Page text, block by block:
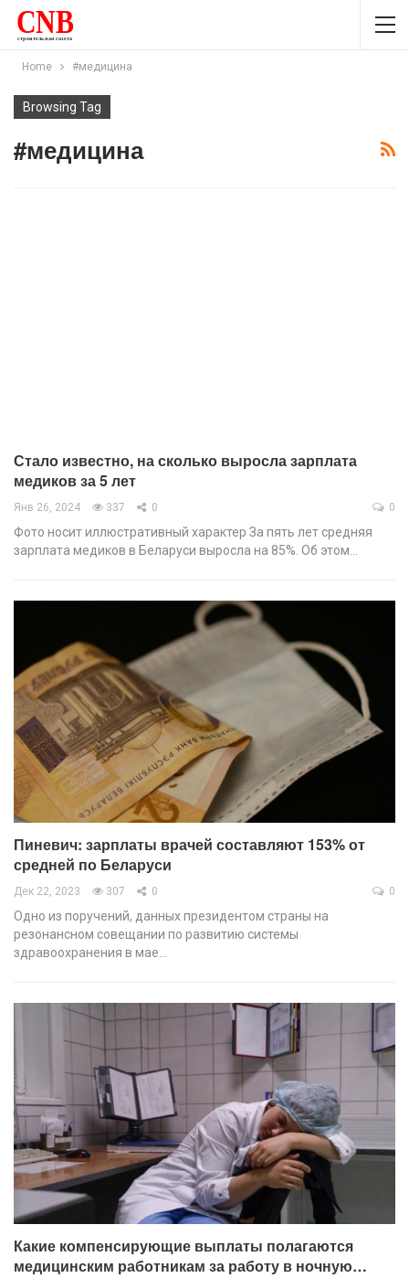
Home #медицина
Browsing Tag
#медицина
Стало известно, на сколько выросла зарплата
медиков за 5 лет
Янв 26, 2024 337 0 0
Фото носит иллюстративный характер За пять лет средняя
зарплата медиков в Беларуси выросла на 85%. Об этом…
Пиневич: зарплаты врачей составляют 153% от
средней по Беларуси
Дек 22, 2023 307 0 0
Одно из поручений, данных президентом страны на
резонансном совещании по развитию системы
здравоохранения в мае…
Какие компенсирующие выплаты полагаются
медицинским работникам за работу в ночную…